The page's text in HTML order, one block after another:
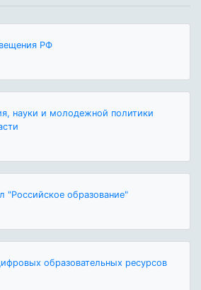
РФ
науки и молодежной политики
"Российское образование"
образовательных ресурсов